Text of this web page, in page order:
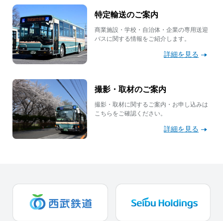
特定輸送のご案内
商業施設・学校・自治体・企業の専用送迎
バスに関する情報をご紹介します。
詳細を見る
撮影・取材のご案内
撮影・取材に関するご案内・お申し込みは
こちらをご確認ください。
詳細を見る